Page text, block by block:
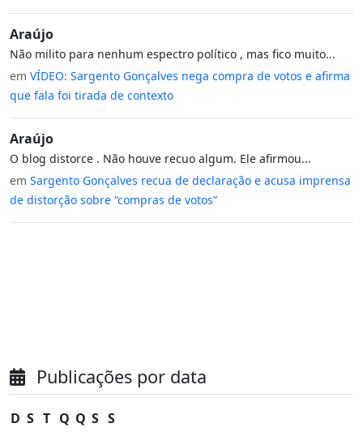
Araújo
Não milito para nenhum espectro político , mas fico muito...
em VÍDEO: Sargento Gonçalves nega compra de votos e afirma
que fala foi tirada de contexto
Araújo
O blog distorce . Não houve recuo algum. Ele afirmou...
em Sargento Gonçalves recua de declaração e acusa imprensa
de distorção sobre “compras de votos”
Publicações por data
D S T Q Q S S